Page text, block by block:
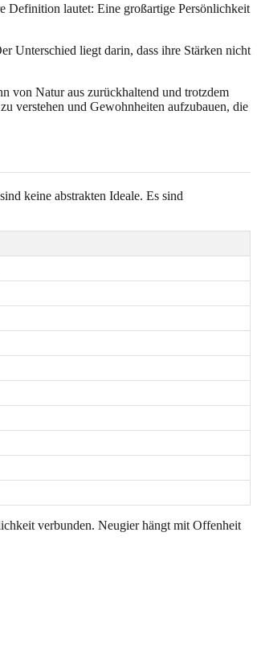
Definition lautet: Eine großartige Persönlichkeit
Unterschied liegt darin, dass ihre Stärken nicht
von Natur aus zurückhaltend und trotzdem
verstehen und Gewohnheiten aufzubauen, die
keine abstrakten Ideale. Es sind
verbunden. Neugier hängt mit Offenheit